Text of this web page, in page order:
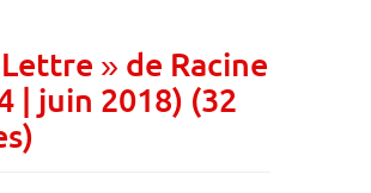
» de Racine
| juin 2018) (32